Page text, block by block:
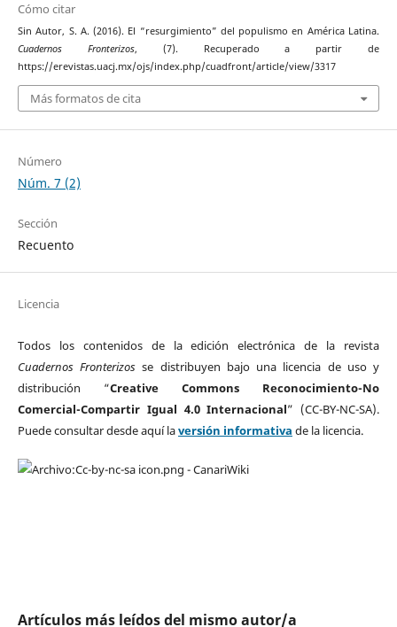
Cómo citar
Sin Autor, S. A. (2016). El “resurgimiento” del populismo en América Latina.
Cuadernos Fronterizos, (7). Recuperado a partir de
https://erevistas.uacj.mx/ojs/index.php/cuadfront/article/view/3317
Más formatos de cita
Número
Núm. 7 (2)
Sección
Recuento
Licencia
Todos los contenidos de la edición electrónica de la revista
Cuadernos Fronterizos se distribuyen bajo una licencia de uso y
distribución “Creative Commons Reconocimiento-No
Comercial-Compartir Igual 4.0 Internacional” (CC-BY-NC-SA).
Puede consultar desde aquí laversión informativa de la licencia.
Artículos más leídos del mismo autor/a